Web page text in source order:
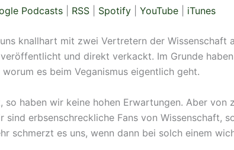
RSSPodcasts RSS Spotify YouTube iTunes
knallhart mit zwei Vertretern der Wissenschaft
und direkt verkackt. Im Grunde
es beim Veganismus eigentlich geht.
haben wir keine hohen Erwartungen. Aber
erbsenschreckliche Fans von Wissenschaft,
schmerzt es uns, wenn dann bei solch einem